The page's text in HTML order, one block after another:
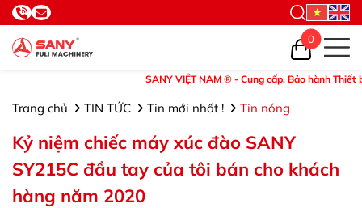
SANY VIỆT NAM ® - Cung cấp, Bảo hành Thiết bị và
0
Trang chủ TIN TỨC Tin mới nhất ! Tin nóng
Kỷ niệm chiếc máy xúc đào SANY
SY215C đầu tay của tôi bán cho khách
hàng năm 2020